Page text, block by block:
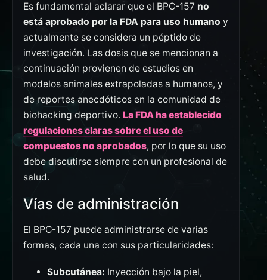
Es fundamental aclarar que el BPC-157 no
está aprobado por la FDA para uso humano y
actualmente se considera un péptido de
investigación. Las dosis que se mencionan a
continuación provienen de estudios en
modelos animales extrapoladas a humanos, y
de reportes anecdóticos en la comunidad de
biohacking deportivo. La FDA ha establecido
regulaciones claras sobre el uso de
compuestos no aprobados, por lo que su uso
debe discutirse siempre con un profesional de
salud.
Vías de administración
El BPC-157 puede administrarse de varias
formas, cada una con sus particularidades:
Subcutánea: Inyección bajo la piel,